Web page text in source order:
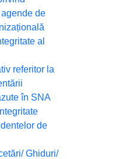
de
al
referitor la
în SNA
de
Ghiduri/